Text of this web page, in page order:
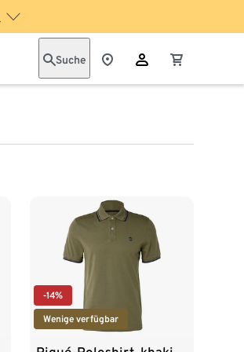
Suche
-14%
Wenige verfügbar